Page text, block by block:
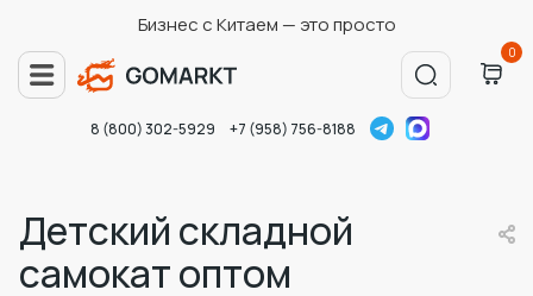
Бизнес с Китаем — это просто
0
8 (800) 302-5929 +7 (958) 756-8188
Детский складной
самокат оптом